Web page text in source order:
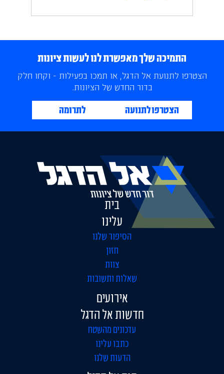
התמיכה שלך מאפשרת לנו לעשות ציונות
הצטרפו לתנועת אל הדגל, או תמכו בפעילות - וקחו חלק
בדור החדש של הציונות.
הצטרפו לתנועה לתרומה
בית
עלינו
הסיפור שלנו
חזון
צוות
שאלות ותשובות
אירועים
חדשות אל הדגל
עדכונים מהשטח
כתבו עלינו
הדעות שלנו